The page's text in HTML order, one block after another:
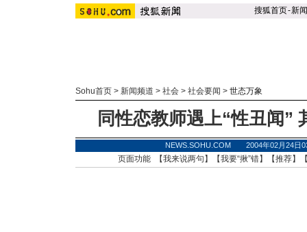
搜狐首页-新闻
Sohu首页 > 新闻频道 > 社会 > 社会要闻 > 世态万象
同性恋教师遇上“性丑闻”
NEWS.SOHU.COM 2004年02月24
页面功能 【我来说两句 】【我要“揪”错】【推荐】